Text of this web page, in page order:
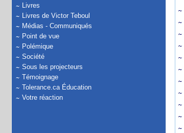
Livres
Livres de Victor Teboul
Médias - Communiqués
Point de vue
Polémique
Société
Sous les projecteurs
Témoignage
Tolerance.ca Éducation
Votre réaction